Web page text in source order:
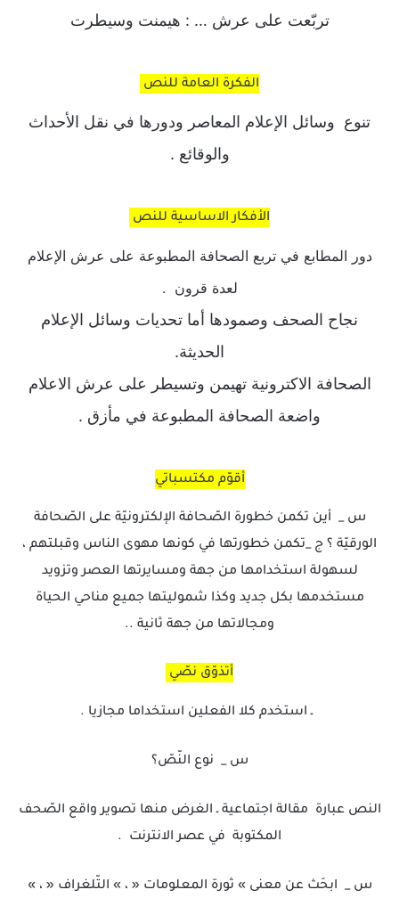
تربّعت على عرش … : هيمنت وسيطرت
الفكرة العامة للنص
تنوع وسائل الإعلام المعاصر ودورها في نقل الأحداث
والوقائع .
الأفكار الاساسية للنص
دور المطابع في تربع الصحافة المطبوعة على عرش الإعلام
لعدة قرون .
نجاح الصحف وصمودها أما تحديات وسائل الإعلام
الحديثة.
الصحافة الاكترونية تهيمن وتسيطر على عرش الاعلام
واضعة الصحافة المطبوعة في مأزق .
أقوّم مكتسباتي
س _ أين تكمن خطورة الصّحافة الإلكترونيّة على الصّحافة
الورقيّة ؟ ج _تكمن خطورتها في كونها مهوى الناس وقبلتهم ،
لسهولة استخدامها من جهة ومسايرتها العصر وتزويد
مستخدمها بكل جديد وكذا شموليتها جميع مناحي الحياة
ومجالاتها من جهة ثانية ..
أتذوّق نصّي
ـ استخدم كلا الفعلين استخداما مجازيا .
س _ نوع النّصّ؟
النص عبارة مقالة اجتماعية ـ الغرض منها تصوير واقع الصّحف
المكتوبة في عصر الانترنت .
س _ ابحَث عن معنى » ثورة المعلومات « ، » التّلغراف « ، »